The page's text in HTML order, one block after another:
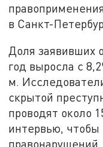
в Санкт-
Доля заявивших
год выросла с
м.
скрытой
проводят около
интервью,
правонарушений.